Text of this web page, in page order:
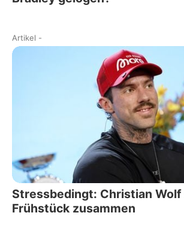
Artikel -
Stressbedingt: Christian
Frühstück zusammen